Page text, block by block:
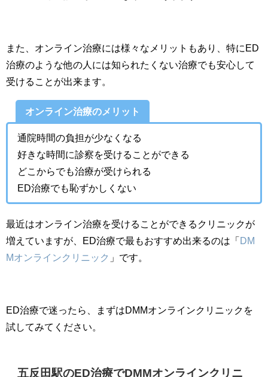
また、オンライン治療には様々なメリットもあり、特にED
治療のような他の人には知られたくない治療でも安心して
受けることが出来ます。
オンライン治療のメリット
通院時間の負担が少なくなる
好きな時間に診察を受けることができる
どこからでも治療が受けられる
ED治療でも恥ずかしくない
最近はオンライン治療を受けることができるクリニックが
増えていますが、ED治療で最もおすすめ出来るのは「 DM
Mオンラインクリニック 」です。
ED治療で迷ったら、まずはDMMオンラインクリニックを
試してみてください。
五反田駅のED治療でDMMオンラインクリニ